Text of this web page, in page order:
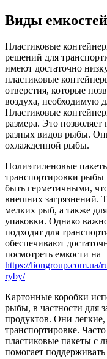
Виды емкостей
Пластиковые
решений для
имеют достаточно
пластиковые
отверстия, которые
воздуха, необходимую
Пластиковые
размера. Это
разных видов рыбы.
охлажденной рыбы.
Полиэтиленовые
транспортировки
быть герметичными,
внешних загрязнений.
мелких рыб, а также
упаковки. Однако
подходят для
обеспечивают
посмотреть емкости на
https://liongroup.com.ua/
ryby/
Картонные коробки
рыбы, в частности для
продуктов. Они
транспортировке.
пластиковые пакеты с
помогает